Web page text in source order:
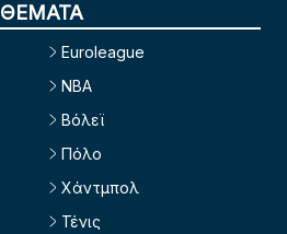
ΘΕΜΑΤΑ
Euroleague
NBA
Βόλεϊ
Πόλο
Χάντμπολ
Τένις